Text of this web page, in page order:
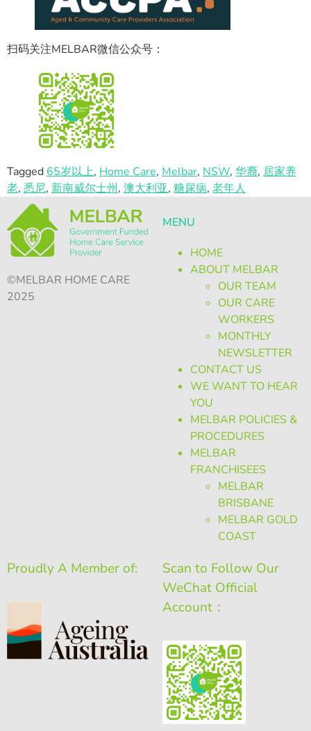
扫码关注MELBAR微信公众号：
Tagged 65岁以上, Home Care, Melbar, NSW, 华裔, 居家养
老, 悉尼, 新南威尔士州, 澳大利亚, 糖尿病, 老年人
©MELBAR HOME CARE
2025
MENU
HOME
ABOUT MELBAR
OUR TEAM
OUR CARE
WORKERS
MONTHLY
NEWSLETTER
CONTACT US
WE WANT TO HEAR
YOU
MELBAR POLICIES &
PROCEDURES
MELBAR
FRANCHISEES
MELBAR
BRISBANE
MELBAR GOLD
COAST
Proudly A Member of:
Scan to Follow Our
WeChat Official
Account：